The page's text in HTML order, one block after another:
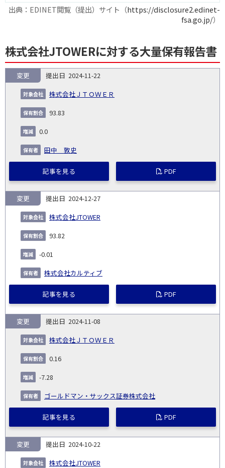
出典：EDINET閲覧（提出）サイト（https://disclosure2.edinet-
fsa.go.jp/）
株式会社JTOWERに対する大量保有報告書
NO.
告
義
務
発
生
日
提
日
証券
対
2024-11-22
株式会社ＪＴＯＷＥＲ
変更
93.83
0.0
田中 敦史
記事を見る PDF
2024-12-27
株式会社JTOWER
変更
93.82
-0.01
株式会社カルティブ
記事を見る PDF
2024-11-08
株式会社ＪＴＯＷＥＲ
変更
0.16
-7.28
ゴールドマン・サックス証券株式会社
記事を見る PDF
2024-10-22
株式会社JTOWER
変更